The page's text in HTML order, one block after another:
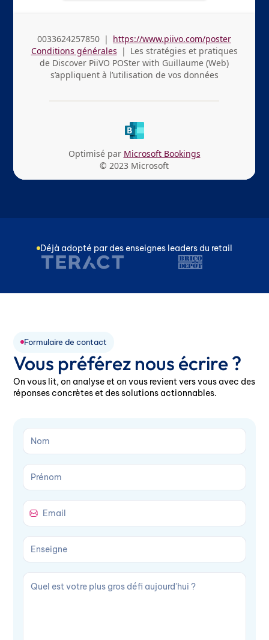
Déjà adopté par des enseignes leaders du retail
Formulaire de contact
Vous préférez nous écrire ?
On vous lit, on analyse et on vous revient vers vous avec des
réponses concrètes et des solutions actionnables.